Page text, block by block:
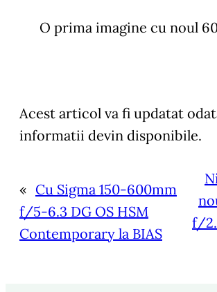
O prima imagine cu noul
Acest articol va fi updatat
informatii devin disponibile.
« Cu Sigma 150-600mm
f/5-6.3 DG OS HSM
Contemporary la BIAS
f/